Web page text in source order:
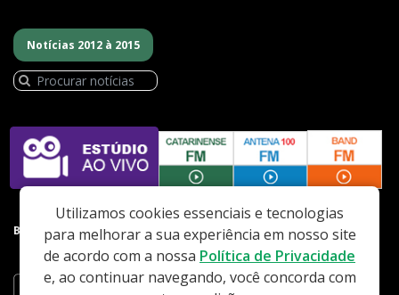
Notícias 2012 à 2015
BAIXE NOSSO APP
Utilizamos cookies essenciais e tecnologias
para melhorar a sua experiência em nosso site
de acordo com a nossa Política de Privacidade
e, ao continuar navegando, você concorda com